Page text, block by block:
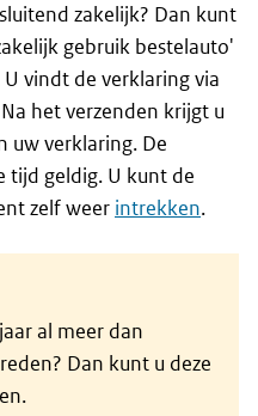
zakelijk? Dan kunt
gebruik bestelauto'
vindt de verklaring via
het verzenden krijgt u
uw verklaring. De
tijd geldig. U kunt de
zelf weer intrekken.
al meer dan
Dan kunt u deze